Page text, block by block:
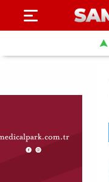
SAYFA
HABER